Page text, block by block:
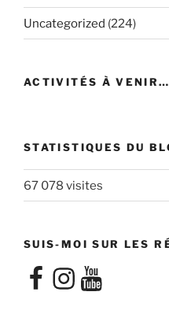
Uncategorized (224)
ACTIVITÉS À VENIR…
STATISTIQUES DU
67 078 visites
SUIS-MOI SUR LES
FacebookInstagramYouTube